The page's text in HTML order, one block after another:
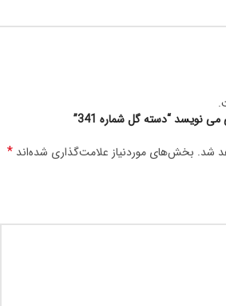
نویسد “دسته گل شماره 341”
شد. بخش‌های موردنیاز علامت‌گذاری شده‌اند *